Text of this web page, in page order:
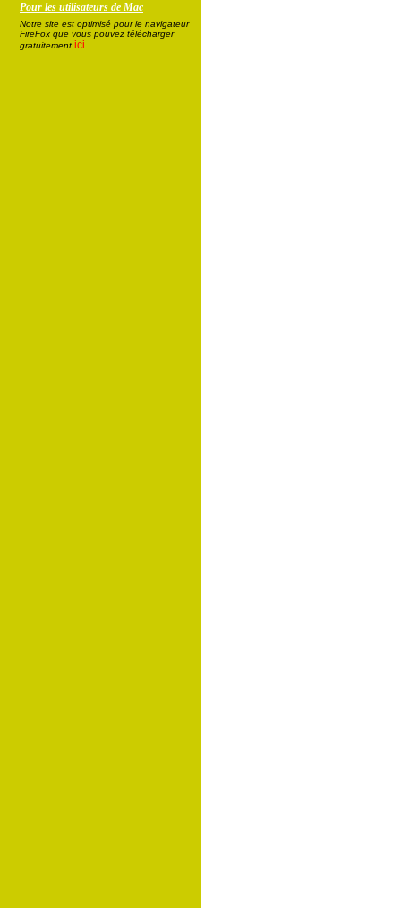
Pour les utilisateurs de Mac
Notre site est optimisé pour le navigateur
FireFox que vous pouvez télécharger
gratuitement ici